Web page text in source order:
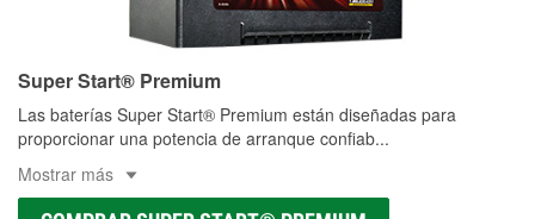
Super Start® Premium
Las baterías Super Start® Premium están diseñadas para
proporcionar una potencia de arranque confiab...
Mostrar más